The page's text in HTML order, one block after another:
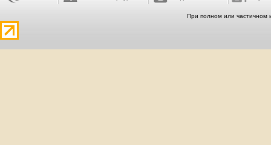
При полном или частичном